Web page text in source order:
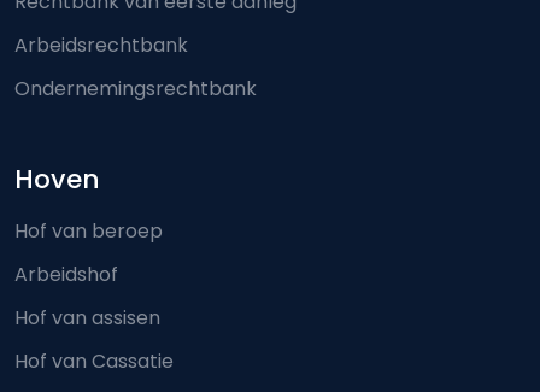
Arbeidsrechtbank
Ondernemingsrechtbank
Hoven
Hof van beroep
Arbeidshof
Hof van assisen
Hof van Cassatie